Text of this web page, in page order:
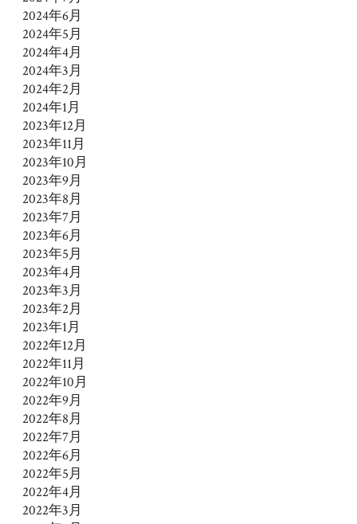
2024年6月
2024年5月
2024年4月
2024年3月
2024年2月
2024年1月
2023年12月
2023年11月
2023年10月
2023年9月
2023年8月
2023年7月
2023年6月
2023年5月
2023年4月
2023年3月
2023年2月
2023年1月
2022年12月
2022年11月
2022年10月
2022年9月
2022年8月
2022年7月
2022年6月
2022年5月
2022年4月
2022年3月